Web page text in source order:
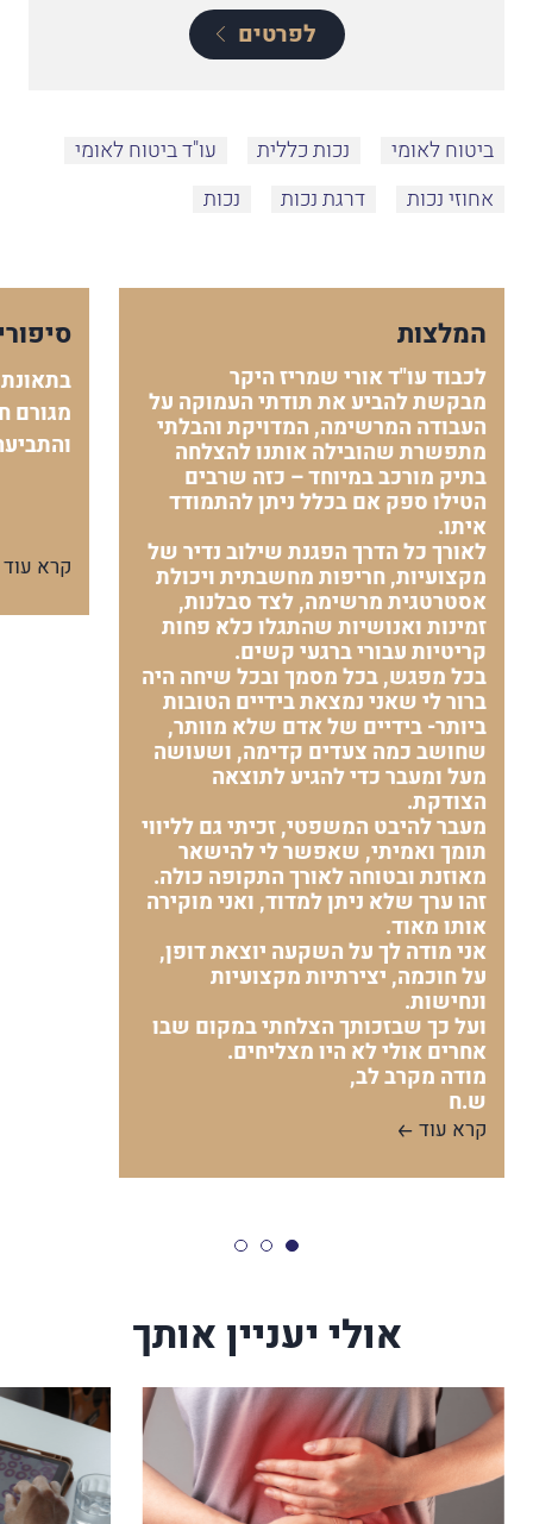
לפרטים
ביטוח לאומי נכות כללית
עו"ד ביטוח לאומי
אחוזי נכות
דרגת נכות נכות
המלצות
לכבוד עו"ד אורי שמריז היקר
מבקשת להביע את תודתי העמוקה על
העבודה המרשימה, המדויקת והבלתי
מתפשרת שהובילה אותנו להצלחה
בתיק מורכב במיוחד – כזה שרבים
הטילו ספק אם בכלל ניתן להתמודד
איתו.
לאורך כל הדרך הפגנת שילוב נדיר של
מקצועיות, חריפות מחשבתית ויכולת
אסטרטגית מרשימה, לצד סבלנות,
זמינות ואנושיות שהתגלו כלא פחות
קריטיות עבורי ברגעי קשים.
בכל מפגש, בכל מסמך ובכל שיחה היה
ברור לי שאני נמצאת בידיים הטובות
ביותר- בידיים של אדם שלא מוותר,
שחושב כמה צעדים קדימה, ושעושה
מעל ומעבר כדי להגיע לתוצאה
הצודקת.
מעבר להיבט המשפטי, זכיתי גם לליווי
תומך ואמיתי, שאפשר לי להישאר
מאוזנת ובטוחה לאורך התקופה כולה.
זהו ערך שלא ניתן למדוד, ואני מוקירה
אותו מאוד.
אני מודה לך על השקעה יוצאת דופן,
על חוכמה, יצירתיות מקצועיות
ונחישות.
ועל כך שבזכותך הצלחתי במקום שבו
אחרים אולי לא היו מצליחים.
מודה מקרב לב,
ש.ח
קרא עוד
מגורם
קרא עוד
אולי יעניין אותך